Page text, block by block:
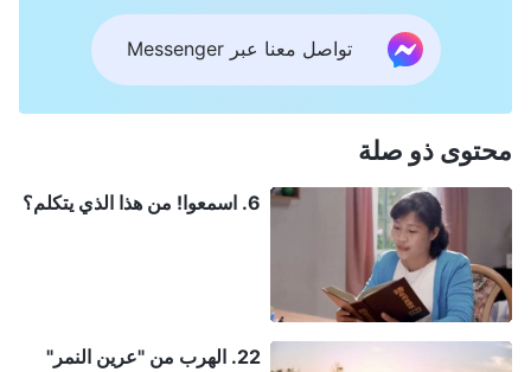
تواصل معنا عبر Messenger
محتوى ذو صلة
6. اسمعوا! من هذا الذي يتكلم؟
22. الهرب من "عرين النمر"